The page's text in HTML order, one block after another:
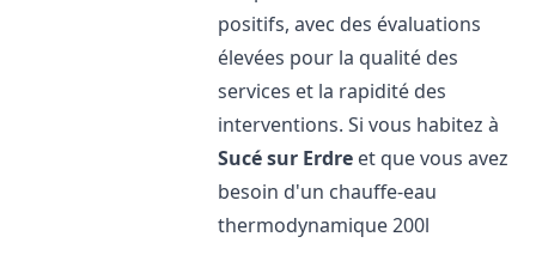
positifs, avec des évaluations
élevées pour la qualité des
services et la rapidité des
interventions. Si vous habitez à
Sucé sur Erdre et que vous avez
besoin d'un chauffe-eau
thermodynamique 200l